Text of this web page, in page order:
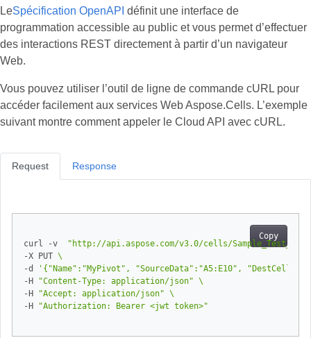
LeSpécification OpenAPI définit une interface de
programmation accessible au public et vous permet d’effectuer
des interactions REST directement à partir d’un navigateur
Web.
Vous pouvez utiliser l’outil de ligne de commande cURL pour
accéder facilement aux services Web Aspose.Cells. L’exemple
suivant montre comment appeler le Cloud API avec cURL.
Request
Copy
curl -v
"http://api.aspose.com/v3.0/cells/
-X PUT
-d
'{"Name":"MyPivot", "SourceData":"A5:E10",
-H
"Content-Type: application/json"
-H
"Accept: application/json"
-H
"Authorization: Bearer <jwt token>"
Response